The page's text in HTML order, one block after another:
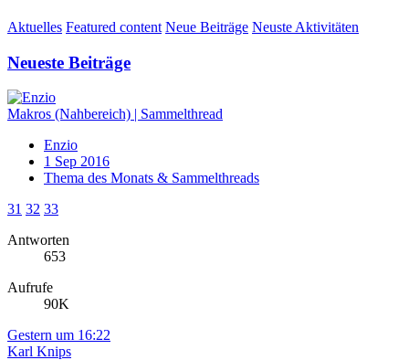
Aktuelles Featured content Neue Beiträge Neuste Aktivitäten
Neueste Beiträge
Makros (Nahbereich) | Sammelthread
Enzio
1 Sep 2016
Thema des Monats & Sammelthreads
31 32 33
Antworten
653
Aufrufe
90K
Gestern um 16:22
Karl Knips